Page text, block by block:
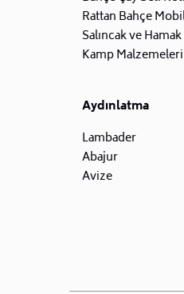
Rattan Bahçe
Salıncak ve Hamak
Kamp Malzemeleri
Aydınlatma
Lambader
Abajur
Avize